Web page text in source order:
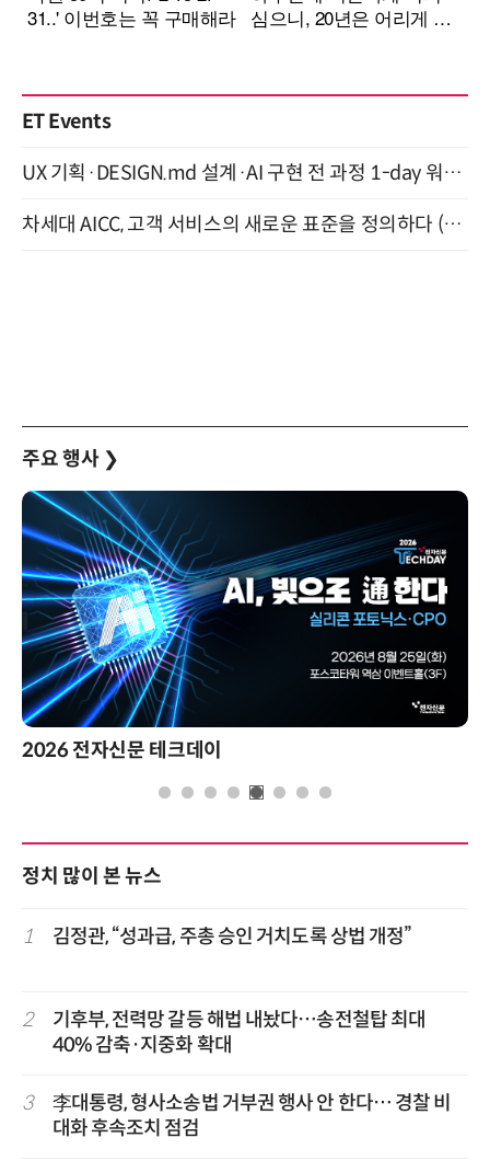
ET Events
UX 기획·DESIGN.md 설계·AI 구현 전 과정 1-day 워크숍 with Claude Code·Codex 9월 15일 개최
차세대 AICC, 고객 서비스의 새로운 표준을 정의하다 (9/9)
주요 행사 ❯
2026 전자신문 테크데이
정치 많이 본 뉴스
1 김정관, “성과급, 주총 승인 거치도록 상법 개정”
2
기후부, 전력망 갈등 해법 내놨다…송전철탑 최대
40% 감축·지중화 확대
3
李대통령, 형사소송법 거부권 행사 안 한다… 경찰 비
대화 후속조치 점검